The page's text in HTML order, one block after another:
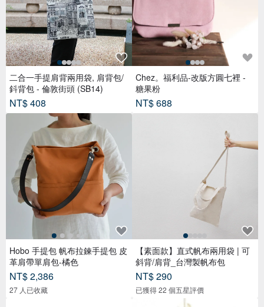
二合一手提肩背兩用袋, 肩背包/
鈄背包 - 倫敦街頭 (SB14)
NT$ 408
Hobo 手提包 帆布拉鍊手提包 皮
革肩帶單肩包-橘色
NT$ 2,386
27 人已收藏
Chez。福利品-改版方圓七裡 -
糖果粉
NT$ 688
【素面款】直式帆布兩用袋 | 可
斜背/肩背_台灣製帆布包
NT$ 290
已獲得 22 個五星評價